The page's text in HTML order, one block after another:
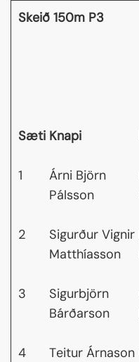
Skeið 150m P3
Sæti Knapi
1
Árni Björn
Pálsson
2
Sigurður Vignir
Matthíasson
3
Sigurbjörn
Bárðarson
4 Teitur Árnason